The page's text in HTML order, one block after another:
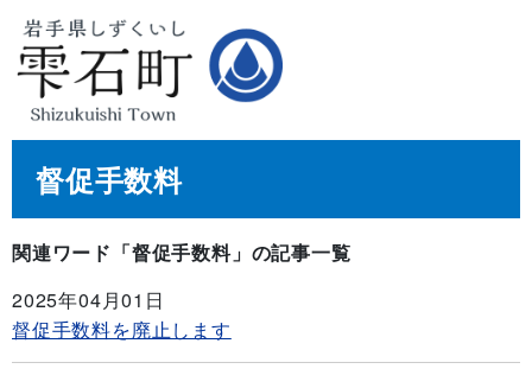
督促手数料
関連ワード「督促手数料」の記事一覧
2025年04月01日
督促手数料を廃止します